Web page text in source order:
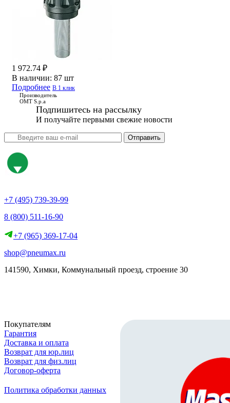
1 972.74 ₽
В наличии: 87 шт
Подробнее В 1 клик
Производитель
OMT S.p.a
Подпишитесь на рассылку
И получайте первыми свежие новости
Отправить
+7 (495) 739-39-99
8 (800) 511-16-90
+7 (965) 369-17-04
shop@pneumax.ru
141590, Химки, Коммунальный проезд, строение 30
Покупателям
Гарантия
Доставка и оплата
Возврат для юр.лиц
Возврат для физ.лиц
Договор-оферта
Политика обработки данных